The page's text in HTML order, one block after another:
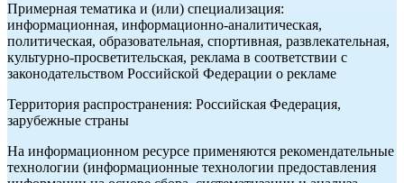
Примерная тематика и (или) специализация:
информационная, информационно-аналитическая,
политическая, образовательная, спортивная, развлекательная,
культурно-просветительская, реклама в соответствии с
законодательством Российской Федерации о рекламе
Территория распространения: Российская Федерация,
зарубежные страны
На информационном ресурсе применяются рекомендательные
технологии (информационные технологии предоставления